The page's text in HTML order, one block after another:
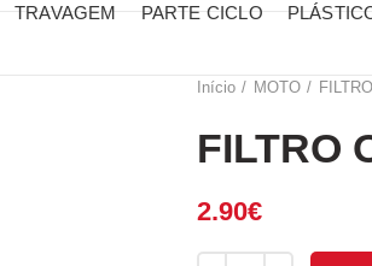
TRAVAGEM PARTE CICLO
Início MOTO
FILTRO
2.90€